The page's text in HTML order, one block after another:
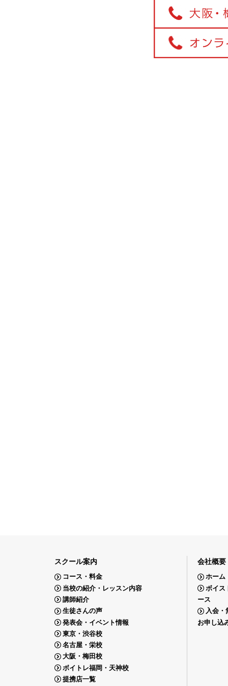
スクール案内
コース・料金
当校の紹介・レッスン内容
講師紹介
生徒さんの声
発表会・イベント情報
東京・渋谷校
名古屋・栄校
大阪・梅田校
ボイトレ福岡・天神校
提携店一覧
会社概要
ホーム
ボイス
ース
入会・
お申し込